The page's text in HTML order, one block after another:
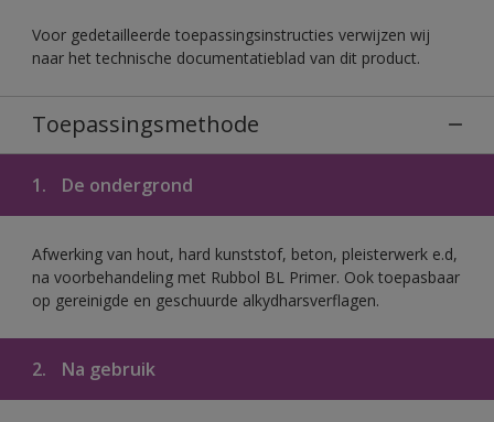
Voor gedetailleerde toepassingsinstructies verwijzen wij
naar het technische documentatieblad van dit product.
Toepassingsmethode
1. De ondergrond
Afwerking van hout, hard kunststof, beton, pleisterwerk e.d,
na voorbehandeling met Rubbol BL Primer. Ook toepasbaar
op gereinigde en geschuurde alkydharsverflagen.
2. Na gebruik